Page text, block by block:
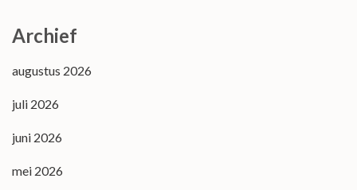
Archief
augustus 2026
juli 2026
juni 2026
mei 2026